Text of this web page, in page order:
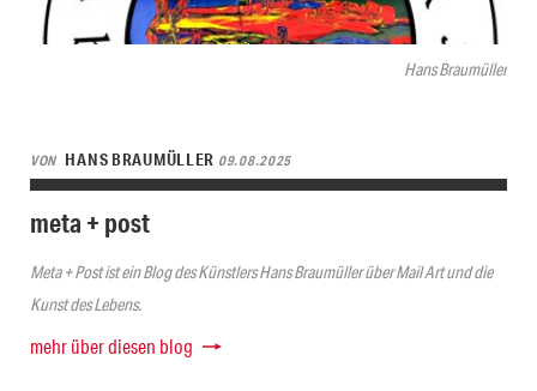
Hans Braumüller
VON HANS BRAUMÜLLER 09.08.2025
meta + post
Meta + Post ist ein Blog des Künstlers Hans Braumüller über Mail Art und die
Kunst des Lebens.
mehr über diesen blog